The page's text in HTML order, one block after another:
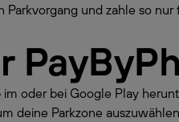
und zahle so
oder bei Google Play
deine Parkzone